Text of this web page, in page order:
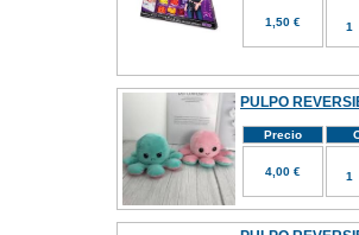
1,50 €
PULPO
Precio
4,00 €